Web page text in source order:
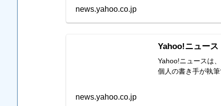
news.yahoo.co.jp
Yahoo!ニュース
Yahoo!ニュースは
個人の書き手が執
news.yahoo.co.jp